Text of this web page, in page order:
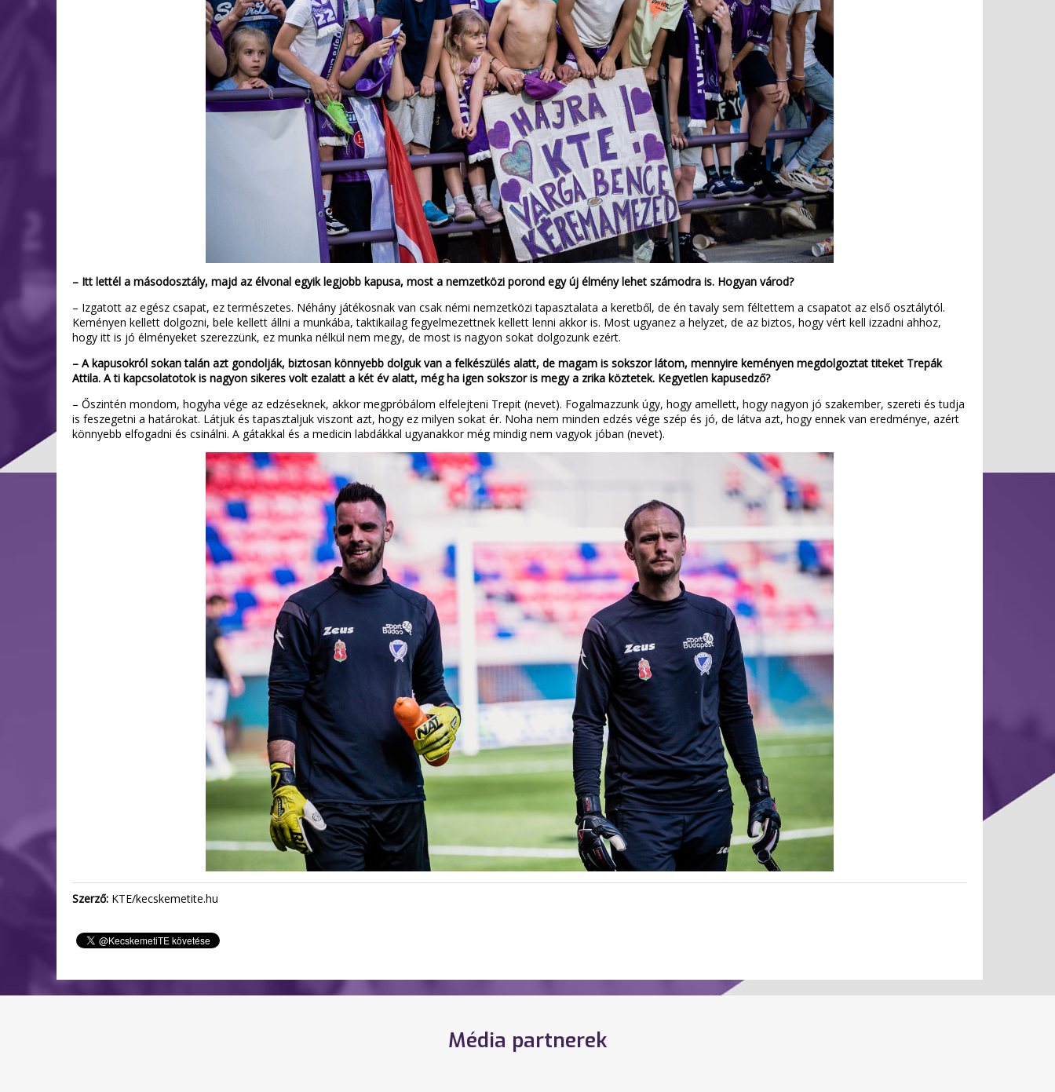
– Itt lettél a másodosztály, majd az élvonal egyik legjobb kapusa, most a nemzetközi porond egy új élmény lehet számodra is. Hogyan várod?
– Izgatott az egész csapat, ez természetes. Néhány játékosnak van csak némi nemzetközi tapasztalata a keretből, de én tavaly sem féltettem a csapatot az első osztálytól.
Keményen kellett dolgozni, bele kellett állni a munkába, taktikailag fegyelmezettnek kellett lenni akkor is. Most ugyanez a helyzet, de az biztos, hogy vért kell izzadni ahhoz,
hogy itt is jó élményeket szerezzünk, ez munka nélkül nem megy, de most is nagyon sokat dolgozunk ezért.
– A kapusokról sokan talán azt gondolják, biztosan könnyebb dolguk van a felkészülés alatt, de magam is sokszor látom, mennyire keményen megdolgoztat titeket Trepák
Attila. A ti kapcsolatotok is nagyon sikeres volt ezalatt a két év alatt, még ha igen sokszor is megy a zrika köztetek. Kegyetlen kapusedző?
– Őszintén mondom, hogyha vége az edzéseknek, akkor megpróbálom elfelejteni Trepit (nevet). Fogalmazzunk úgy, hogy amellett, hogy nagyon jó szakember, szereti és tudja
is feszegetni a határokat. Látjuk és tapasztaljuk viszont azt, hogy ez milyen sokat ér. Noha nem minden edzés vége szép és jó, de látva azt, hogy ennek van eredménye, azért
könnyebb elfogadni és csinálni. A gátakkal és a medicin labdákkal ugyanakkor még mindig nem vagyok jóban (nevet).
Szerző: KTE/kecskemetite.hu
Média partnerek